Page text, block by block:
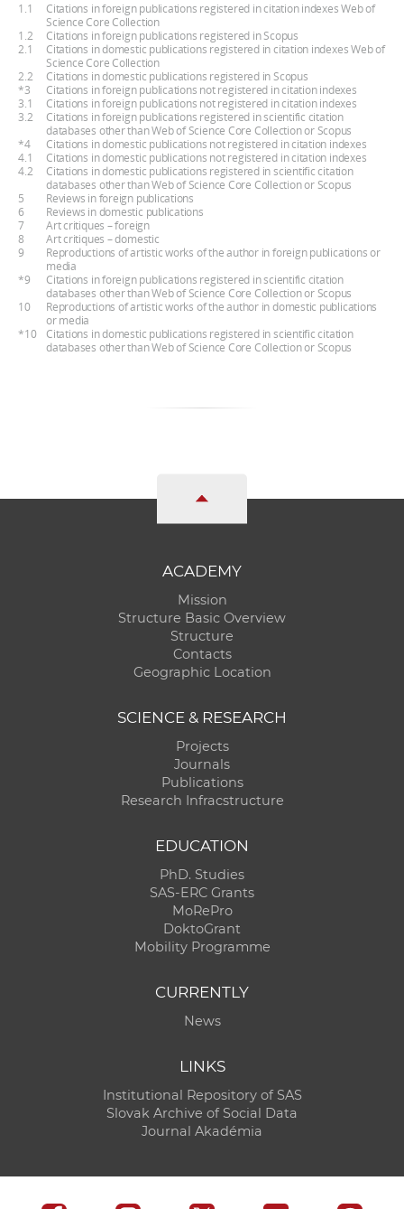
1.1
Citations in foreign publications registered in citation indexes Web of
Science Core Collection
1.2
Citations in foreign publications registered in Scopus
2.1
Citations in domestic publications registered in citation indexes Web of
Science Core Collection
2.2
Citations in domestic publications registered in Scopus
*3
Citations in foreign publications not registered in citation indexes
3.1
Citations in foreign publications not registered in citation indexes
3.2
Citations in foreign publications registered in scientific citation
databases other than Web of Science Core Collection or Scopus
*4
Citations in domestic publications not registered in citation indexes
4.1
Citations in domestic publications not registered in citation indexes
4.2
Citations in domestic publications registered in scientific citation
databases other than Web of Science Core Collection or Scopus
5
Reviews in foreign publications
6
Reviews in domestic publications
7
Art critiques – foreign
8
Art critiques – domestic
9
Reproductions of artistic works of the author in foreign publications or
media
*9
Citations in foreign publications registered in scientific citation
databases other than Web of Science Core Collection or Scopus
10
Reproductions of artistic works of the author in domestic publications
or media
*10
Citations in domestic publications registered in scientific citation
databases other than Web of Science Core Collection or Scopus
ACADEMY
Mission
Structure Basic Overview
Structure
Contacts
Geographic Location
SCIENCE & RESEARCH
Projects
Journals
Publications
Research Infracstructure
EDUCATION
PhD. Studies
SAS-ERC Grants
MoRePro
DoktoGrant
Mobility Programme
CURRENTLY
News
LINKS
Institutional Repository of SAS
Slovak Archive of Social Data
Journal Akadémia